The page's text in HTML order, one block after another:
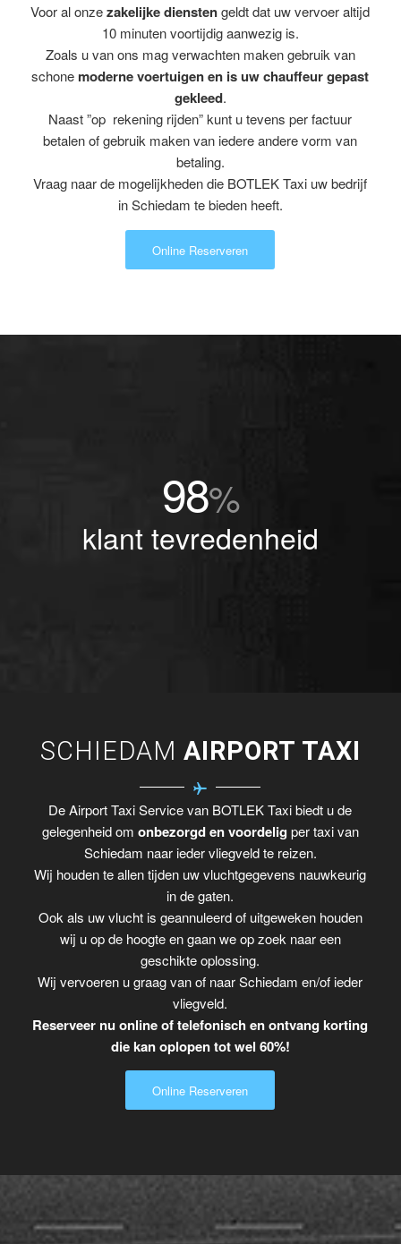
Voor al onzezakelijke dienstengeldt dat uw vervoer altijd
10 minuten voortijdig aanwezig is.
Zoals u van ons mag verwachten maken gebruik van
schone moderne voertuigen en is uw chauffeur gepast
gekleed.
Naast ”op rekening rijden” kunt u tevens per factuur
betalen of gebruik maken van iedere andere vorm van
betaling.
Vraag naar de mogelijkheden die BOTLEK Taxi uw bedrijf
in Schiedam te bieden heeft.
Online Reserveren
98%
klant tevredenheid
SCHIEDAM AIRPORT TAXI
De Airport Taxi Service van BOTLEK Taxi biedt u de
gelegenheid om onbezorgd en voordelig per taxi van
Schiedam naar ieder vliegveld te reizen.
Wij houden te allen tijden uw vluchtgegevens nauwkeurig
in de gaten.
Ook als uw vlucht is geannuleerd of uitgeweken houden
wij u op de hoogte en gaan we op zoek naar een
geschikte oplossing.
Wij vervoeren u graag van of naar Schiedam en/of ieder
vliegveld.
Reserveer nu online of telefonisch en ontvang korting
die kan oplopen tot wel 60%!
Online Reserveren